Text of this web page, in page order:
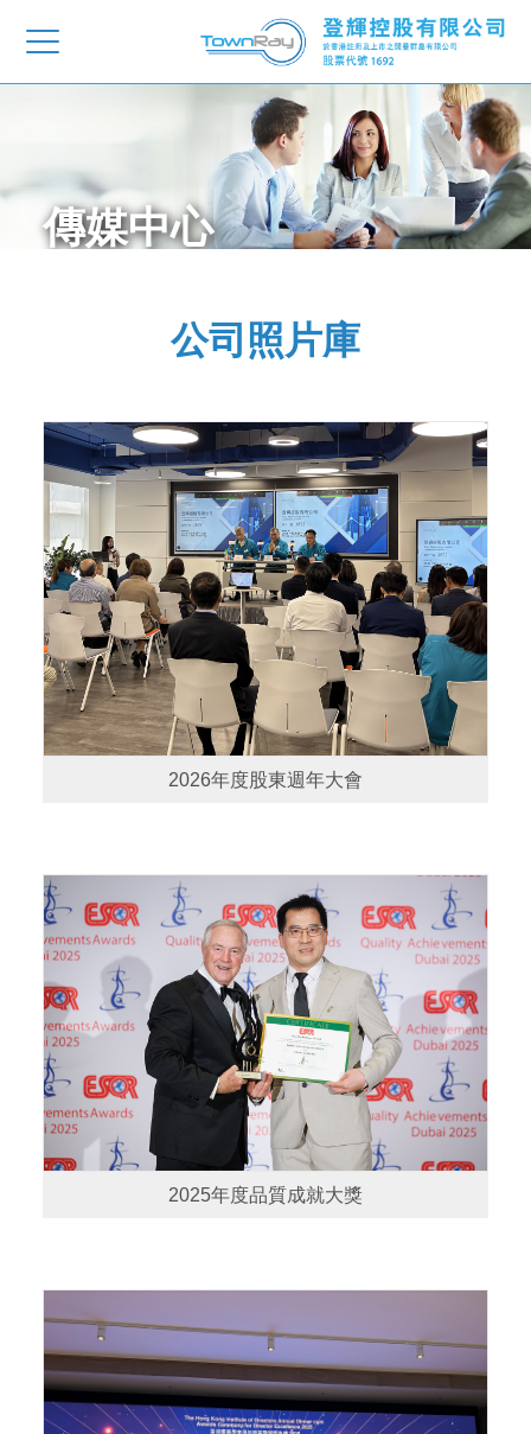
傳媒中心
公司照片庫
2026年度股東週年大會
2025年度品質成就大獎